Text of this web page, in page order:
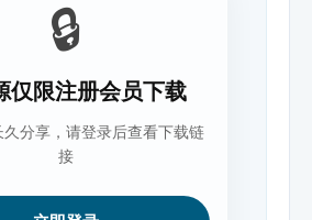
🔒
仅限注册会员下载
久分享，请登录后查看下载链
接